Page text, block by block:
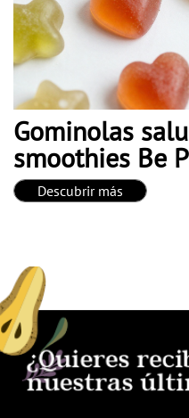
Gominolas
smoothies Be
Descubrir más